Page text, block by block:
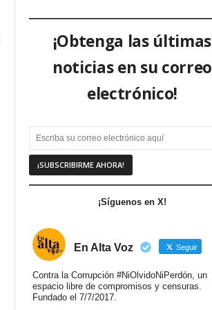
¡Obtenga las últimas
noticias en su correo
electrónico!
¡Síguenos en X!
En Alta Voz Seguir
Contra la Corrupción #NiOlvidoNiPerdón, un
espacio libre de compromisos y censuras.
Fundado el 7/7/2017.